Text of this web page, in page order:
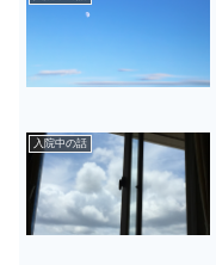
入院中の話